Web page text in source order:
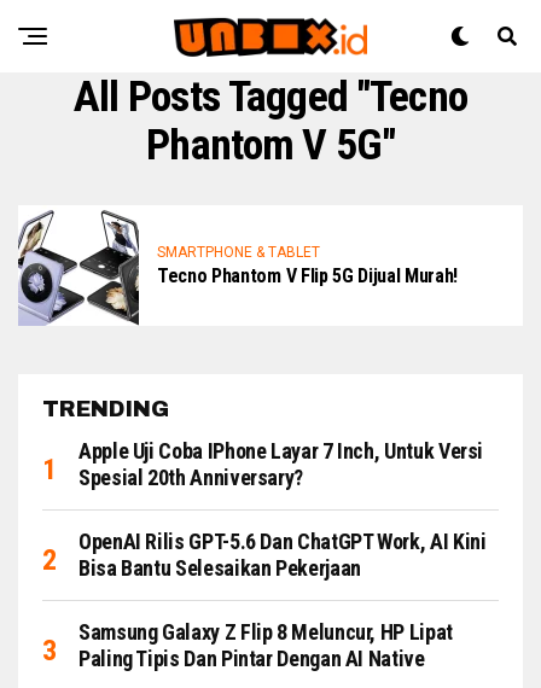
All Posts Tagged "Tecno
Phantom V 5G"
SMARTPHONE & TABLET
Tecno Phantom V Flip 5G Dijual Murah!
TRENDING
Apple Uji Coba IPhone Layar 7 Inch, Untuk Versi
Spesial 20th Anniversary?
OpenAI Rilis GPT-5.6 Dan ChatGPT Work, AI Kini
Bisa Bantu Selesaikan Pekerjaan
Samsung Galaxy Z Flip 8 Meluncur, HP Lipat
Paling Tipis Dan Pintar Dengan AI Native